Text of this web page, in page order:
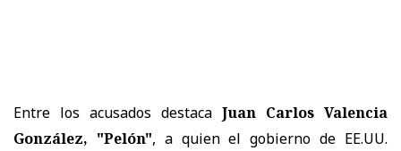
Entre los acusados destaca Juan Carlos Valencia
González, "Pelón", a quien el gobierno de EE.UU.